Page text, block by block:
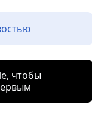
чтобы